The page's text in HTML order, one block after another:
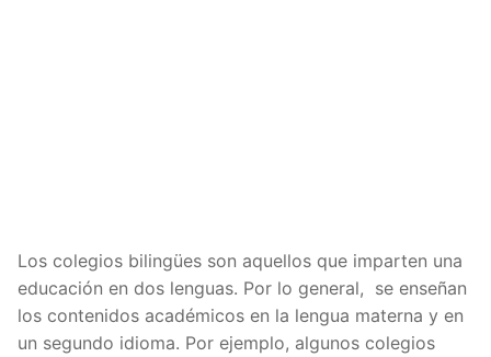
Los colegios bilingües son aquellos que imparten una
educación en dos lenguas. Por lo general, se enseñan
los contenidos académicos en la lengua materna y en
un segundo idioma. Por ejemplo, algunos colegios